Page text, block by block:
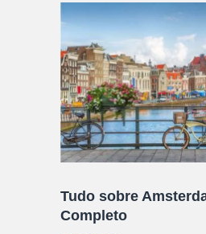
Tudo sobre
Completo